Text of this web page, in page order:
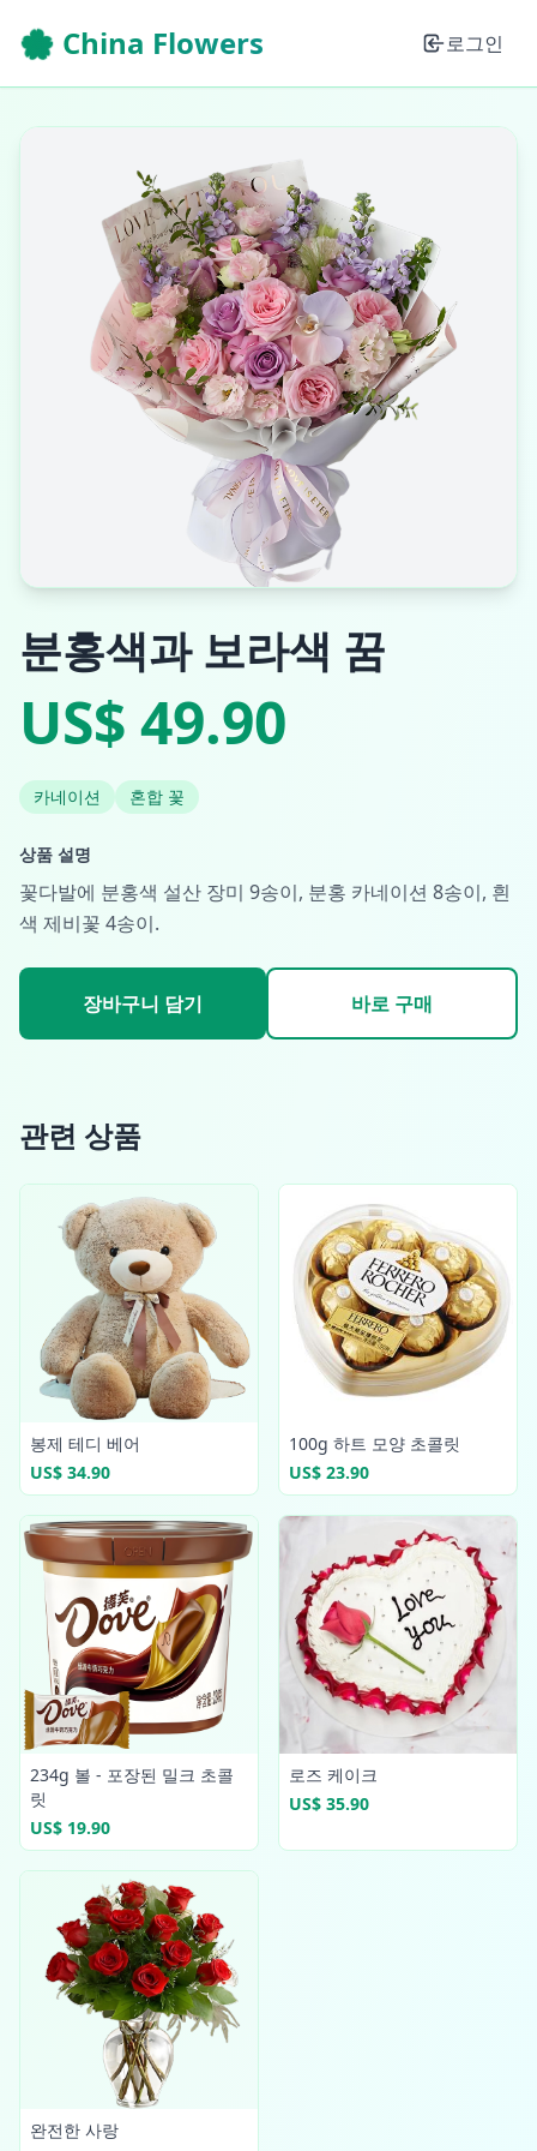
🌸 China Flowers 로그인
분홍색과 보라색 꿈
US$ 49.90
카네이션 혼합 꽃
상품 설명
꽃다발에 분홍색 설산 장미 9송이, 분홍 카네이션 8송이, 흰
색 제비꽃 4송이.
장바구니 담기 바로 구매
관련 상품
봉제 테디 베어
US$ 34.90
100g 하트 모양 초콜릿
US$ 23.90
234g 볼 - 포장된 밀크 초콜
릿
US$ 19.90
로즈 케이크
US$ 35.90
완전한 사랑